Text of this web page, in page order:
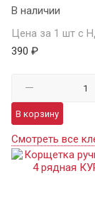
В наличии
Цена за 1 шт с
390 ₽
В корзину
Смотреть все